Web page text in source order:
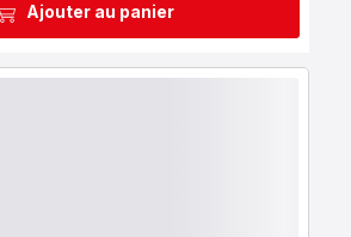
Ajouter au panier